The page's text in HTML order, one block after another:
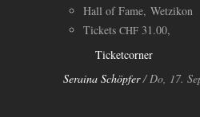
Hall of Fame, Wetzikon
Tickets CHF 31.00,
Ticketcorner
Seraina Schöpfer/ Do, 17.